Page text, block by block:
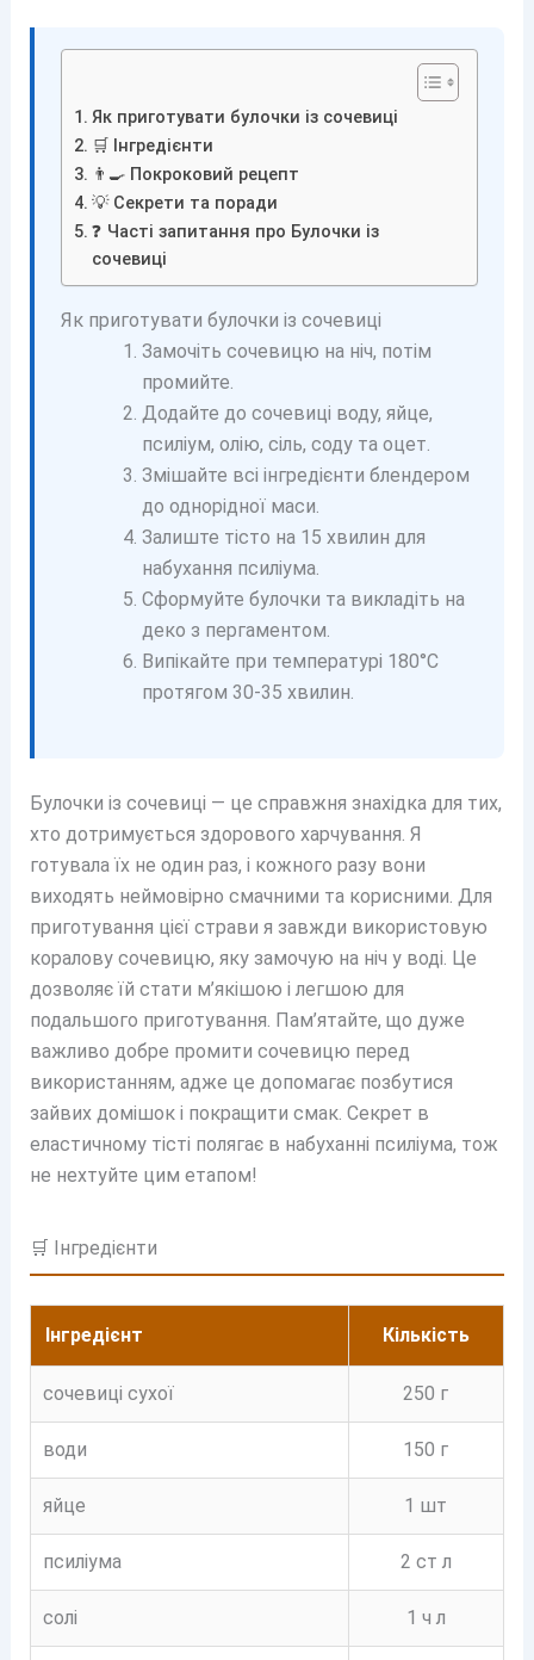
Як приготувати булочки із сочевиці
🛒 Інгредієнти
👨‍🍳 Покроковий рецепт
💡 Секрети та поради
❓ Часті запитання про Булочки із
сочевиці
Як приготувати булочки із сочевиці
Замочіть сочевицю на ніч, потім
промийте.
Додайте до сочевиці воду, яйце,
псиліум, олію, сіль, соду та оцет.
Змішайте всі інгредієнти блендером
до однорідної маси.
Залиште тісто на 15 хвилин для
набухання псиліума.
Сформуйте булочки та викладіть на
деко з пергаментом.
Випікайте при температурі 180°C
протягом 30-35 хвилин.
Булочки із сочевиці — це справжня знахідка для тих,
хто дотримується здорового харчування. Я
готувала їх не один раз, і кожного разу вони
виходять неймовірно смачними та корисними. Для
приготування цієї страви я завжди використовую
коралову сочевицю, яку замочую на ніч у воді. Це
дозволяє їй стати м’якішою і легшою для
подальшого приготування. Пам’ятайте, що дуже
важливо добре промити сочевицю перед
використанням, адже це допомагає позбутися
зайвих домішок і покращити смак. Секрет в
еластичному тісті полягає в набуханні псиліума, тож
не нехтуйте цим етапом!
🛒 Інгредієнти
Інгредієнт Кількість
сочевиці сухої 250 г
води 150 г
яйце 1 шт
псиліума 2 ст л
солі 1 ч л